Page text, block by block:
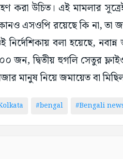
করা উচিত। এই মামলার
এসওপি রয়েছে কি না, তা
নির্দেশিকায় বলা হয়েছে, নবান্ন
জন, দ্বিতীয় হুগলি সেতুর
মানুষ নিয়ে জমায়েত বা
#bengal #Bengali